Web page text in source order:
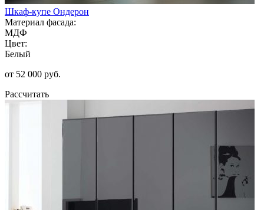
Шкаф-купе Ондерон
Материал фасада:
МДФ
Цвет:
Белый
от 52 000 руб.
Рассчитать